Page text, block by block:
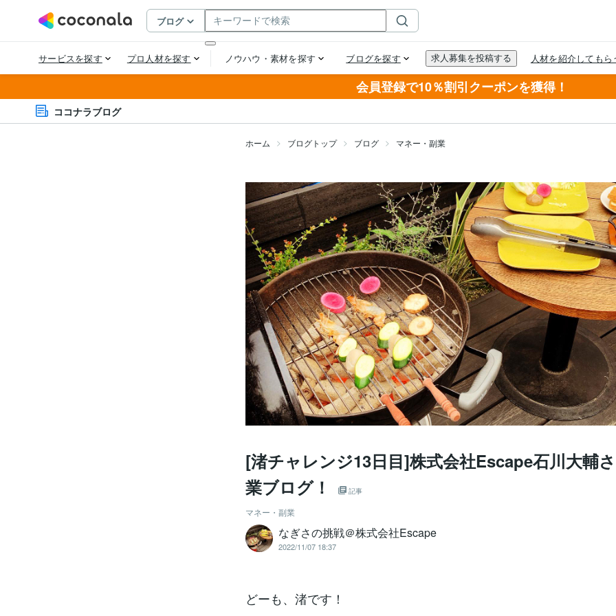
会員登録で10％割引クーポンを獲得！
ココナラブログ
ホーム ブログトップ ブログ マネー・副業
[渚チャレンジ13日目]株式会社Escape石川大輔
業ブログ！
記事
マネー・副業
なぎさの挑戦＠株式会社Escape
2022/11/07 18:37
どーも、渚です！